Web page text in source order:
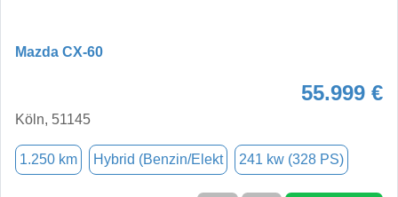
Mazda CX-60
55.999 €
Köln, 51145
1.250 km Hybrid (Benzin/Elekt 241 kw (328 PS)